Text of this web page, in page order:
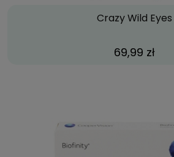
Crazy Wild Eyes
69,99 zł